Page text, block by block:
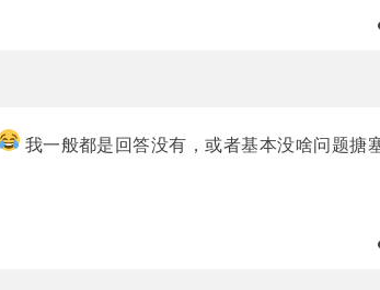
我一般都是回答没有，或者基本没啥问题搪